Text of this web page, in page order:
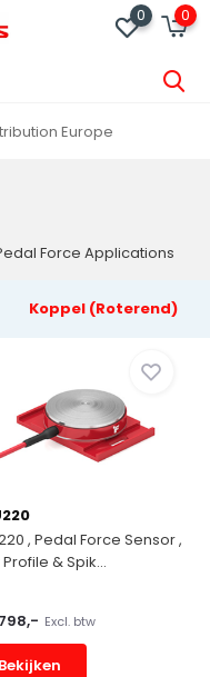
0 0
Europe
Force Applications
Koppel (Roterend)
, Pedal Force Sensor ,
& Spik...
Excl. btw
Bekijken